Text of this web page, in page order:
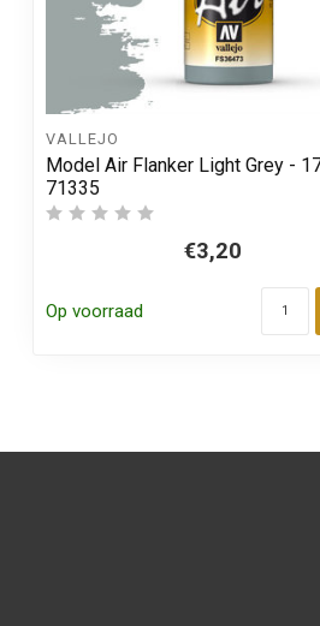
VALLEJO
Model Air Flanker Light Grey -
71335
€3,20
Op voorraad